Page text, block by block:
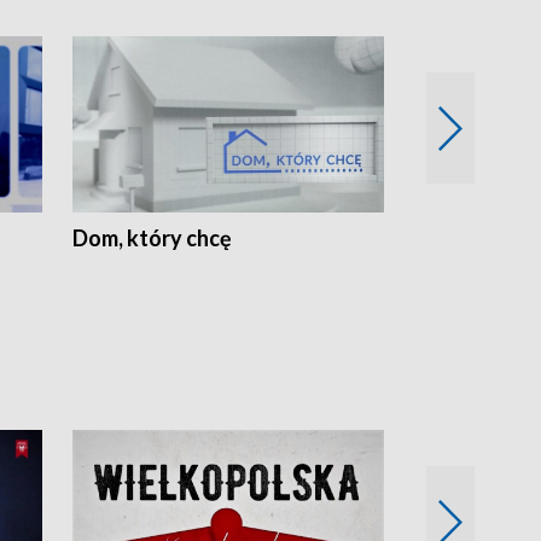
Dom, który chcę